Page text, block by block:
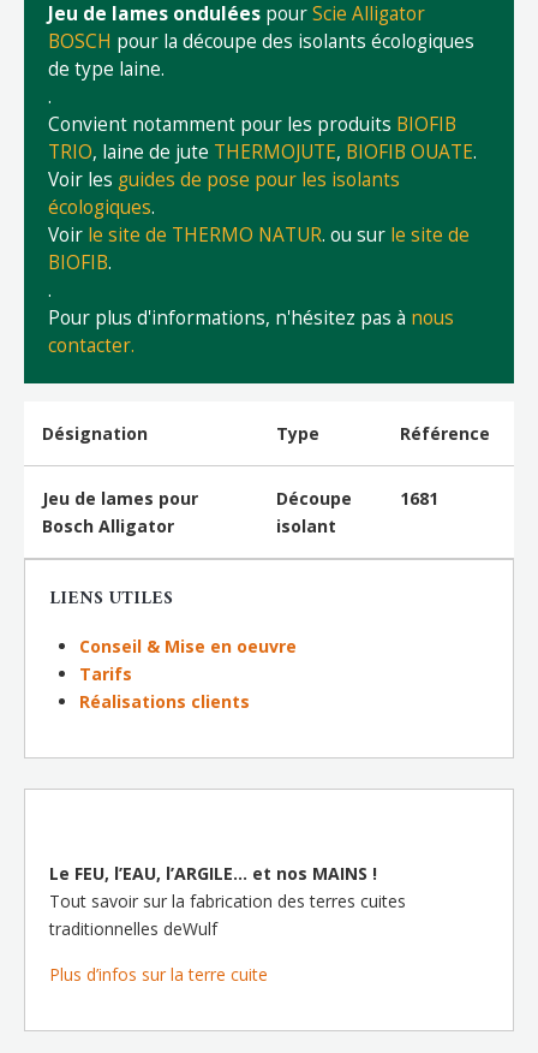
Jeu de lames ondulées pourScie Alligator
BOSCH pour la découpe des isolants écologiques
de type laine.
.
Convient notamment pour les produits BIOFIB
TRIO, laine de jute THERMOJUTE, BIOFIB OUATE.
Voir les guides de pose pour les isolants
écologiques.
Voir le site de THERMO NATUR. ou sur le site de
BIOFIB.
.
Pour plus d'informations, n'hésitez pas à nous
contacter.
Désignation Type Référence
Jeu de lames pour
Bosch Alligator
Découpe
isolant
1681
LIENS UTILES
Conseil & Mise en oeuvre
Tarifs
Réalisations clients
Le FEU, l’EAU, l’ARGILE… et nos MAINS !
Tout savoir sur la fabrication des terres cuites
traditionnelles deWulf
Plus d’infos sur la terre cuite